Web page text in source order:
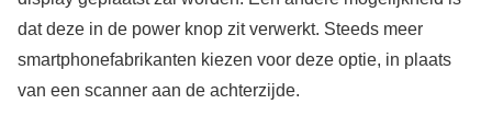
dat deze in de power knop zit verwerkt. Steeds meer
smartphonefabrikanten kiezen voor deze optie, in plaats
van een scanner aan de achterzijde.